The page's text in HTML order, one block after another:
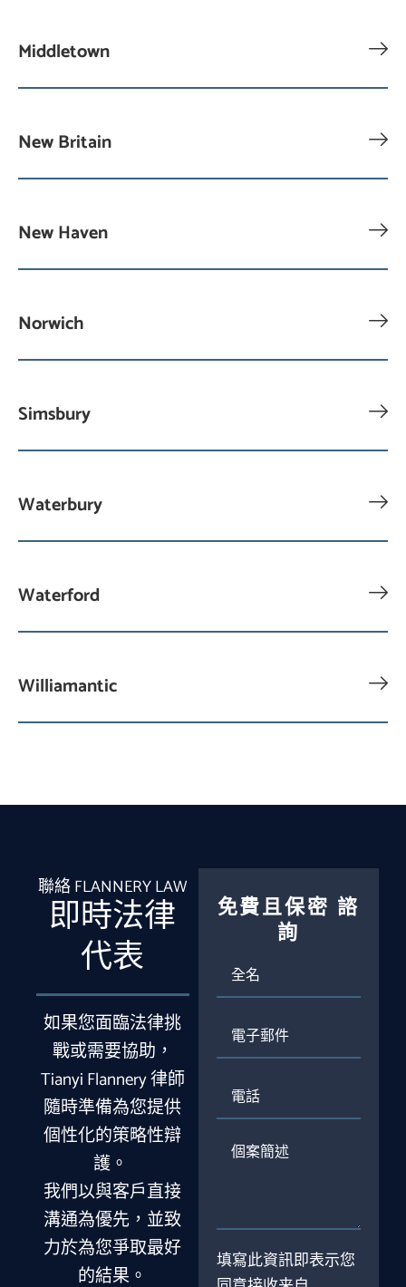
Middletown
New Britain
New Haven
Norwich
Simsbury
Waterbury
Waterford
Williamantic
聯絡 FLANNERY LAW
即時法律
代表
如果您面臨法律挑
戰或需要協助，
Tianyi Flannery 律師
隨時準備為您提供
個性化的策略性辯
護。
我們以與客戶直接
溝通為優先，並致
力於為您爭取最好
的結果。
免費且保密 諮
詢
郵
填寫此資訊即表示您